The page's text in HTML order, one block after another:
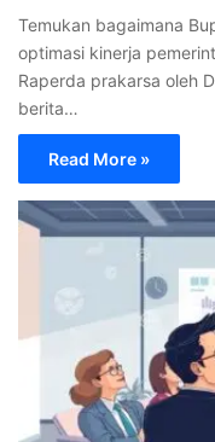
Temukan bagaimana
optimasi kinerja
Raperda prakarsa oleh
berita…
Read More »